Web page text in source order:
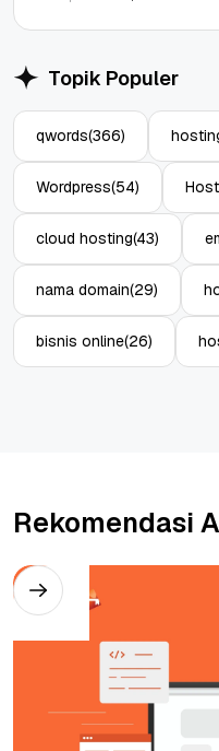
Topik Populer
qwords(366)
Wordpress(54)
cloud hosting(43)
nama domain(29)
bisnis online(26)
Rekomendasi